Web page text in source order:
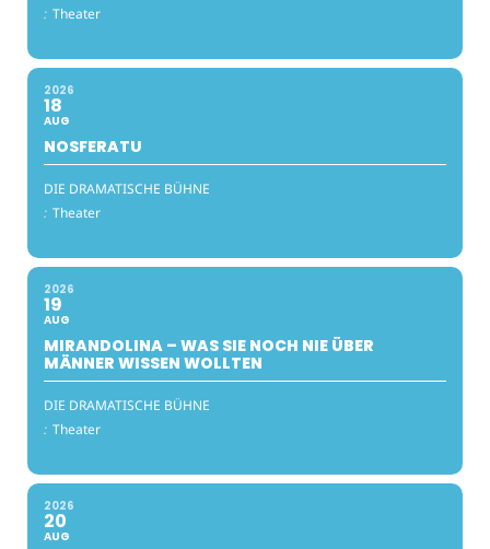
: Theater
2026
18
AUG
NOSFERATU
DIE DRAMATISCHE BÜHNE
: Theater
2026
19
AUG
MIRANDOLINA – WAS SIE NOCH NIE ÜBER
MÄNNER WISSEN WOLLTEN
DIE DRAMATISCHE BÜHNE
: Theater
2026
20
AUG